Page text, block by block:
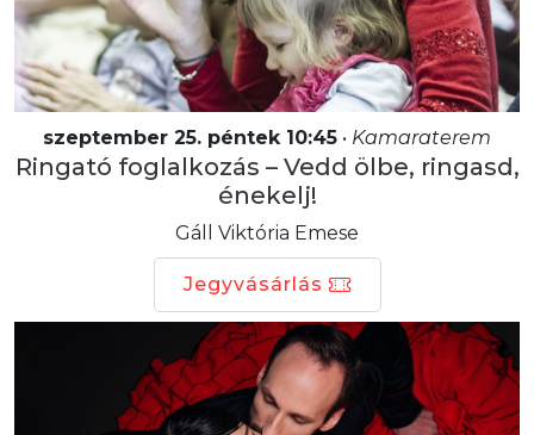
szeptember 25. péntek 10:45 • Kamaraterem
Ringató foglalkozás – Vedd ölbe, ringasd,
énekelj!
Gáll Viktória Emese
Jegyvásárlás